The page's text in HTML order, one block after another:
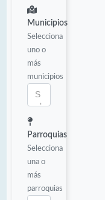
Municipios
Selecciona
uno o
más
municipios
Parroquias
Selecciona
una o
más
parroquias